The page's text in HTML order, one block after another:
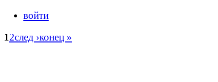
войти
12след ›конец »